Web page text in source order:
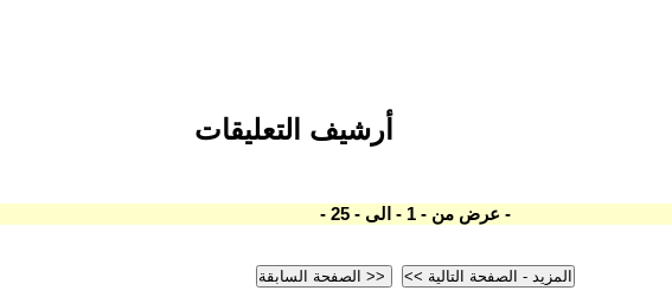
أرشيف التعليقات
- عرض من - 1 - الى - 25 -